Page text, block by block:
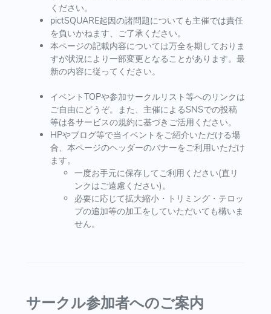
ください。
pictSQUARE起因の諸問題についても主催では責任
を負いかねます、ご了承ください。
本ページの記載内容については万全を期しておりま
すが状況により一部変更となることがあります。最
新の内容に従ってください。
イベントTOPや参加サークルリスト等へのリンクは
ご自由にどうぞ。また、主催によるSNSでの投稿
等は各サービスの規約に基づきご活用ください。
HPやブログ等で当イベントをご紹介いただける場
合、本ページのヘッダーのバナーをご利用いただけ
ます。
一度お手元に保存してご利用ください(直リ
ンクはご遠慮ください)。
必要に応じて拡大縮小・トリミング・テロッ
プの追加等の加工をしていただいても構いま
せん。
サークル参加者へのご案内